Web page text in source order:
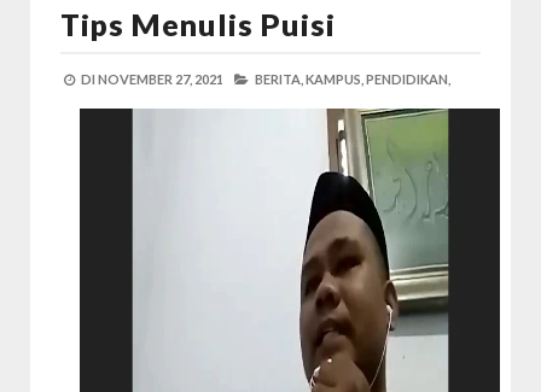
Tips Menulis Puisi
DI NOVEMBER 27, 2021 BERITA, KAMPUS, PENDIDIKAN,